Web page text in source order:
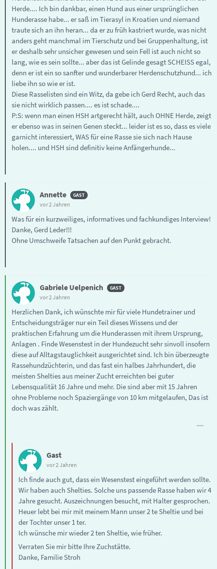
Herde.... Ich bin dankbar, einen Hund aus einer ursprünglichen
Hunderasse habe... er saß im Tierasyl in Kroatien und niemand
traute sich an ihn heran... da er zu früh kastriert wurde, was nicht
anders geht manchmal im Tierschutz und bei Gruppenhaltung, ist
er deshalb sehr unsicher gewesen und sein Fell ist auch nicht so
lang, wie es sein sollte... aber das ist Gelinde gesagt SCHEISS egal,
denn er ist ein so sanfter und wunderbarer Herdenschutzhund... ich
liebe ihn so wie er ist.
Diese Rasselisten sind ein Witz, da gebe ich Gerd Recht, auch das
sie nicht wirklich passen.... es ist schade....
P:S: wenn man einen HSH artgerecht hält, auch OHNE Herde, zeigt
er ebenso was in seinen Genen steckt... leider ist es so, dass es viele
garnicht interessiert, WAS für eine Rasse sie sich nach Hause
holen.... und HSH sind definitiv keine Anfängerhunde...
Annette
vor 2 Jahren
Was für ein kurzweiliges, informatives und fachkundiges Interview!
Danke, Gerd Leder!!!
Ohne Umschweife Tatsachen auf den Punkt gebracht.
Gabriele Uelpenich
vor 2 Jahren
Herzlichen Dank, ich wünschte mir für viele Hundetrainer und
Entscheidungsträger nur ein Teil dieses Wissens und der
praktischen Erfahrung um die Hunderassen mit ihrem Ursprung,
Anlagen . Finde Wesenstest in der Hundezucht sehr sinvoll insofern
diese auf Alltagstauglichkeit ausgerichtet sind. Ich bin überzeugte
Rassehundzüchterin, und das fast ein halbes Jahrhundert, die
meisten Shelties aus meiner Zucht erreichten bei guter
Lebensqualität 16 Jahre und mehr. Die sind aber mit 15 Jahren
ohne Probleme noch Spaziergänge von 10 km mitgelaufen, Das ist
doch was zählt.
Gast
vor 2 Jahren
Ich finde auch gut, dass ein Wesenstest eingeführt werden sollte.
Wir haben auch Shelties. Solche uns passende Rasse haben wir 4
Jahre gesucht. Auszeichnungen besucht, mit Halter gesprochen.
Heuer lebt bei mir mit meinem Mann unser 2 te Sheltie und bei
der Tochter unser 1 ter.
Ich wünsche mir wieder 2 ten Sheltie, wie früher.
Verraten Sie mir bitte Ihre Zuchstätte.
Danke, Familie Stroh